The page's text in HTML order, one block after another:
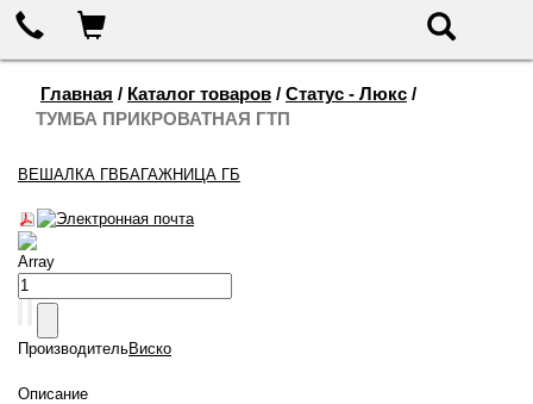
655-888
Корзина Поиск
Главная / Каталог товаров / Статус - Люкс /
ТУМБА ПРИКРОВАТНАЯ ГТП
ВЕШАЛКА ГВ БАГАЖНИЦА ГБ
Array
ПроизводительВиско
Описание